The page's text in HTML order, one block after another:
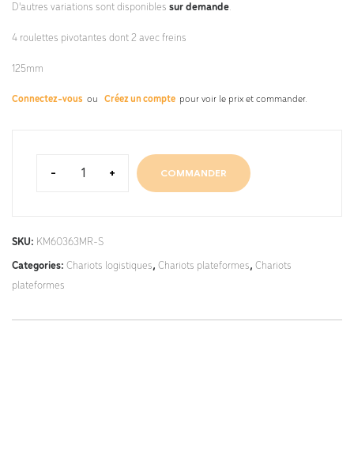
D'autres variations sont disponibles sur demande.
4 roulettes pivotantes dont 2 avec freins
125mm
Connectez-vous ou Créez un compte pour voir le prix et commander.
- + COMMANDER
SKU: KM60363MR-S
Categories: Chariots logistiques, Chariots plateformes, Chariots
plateformes